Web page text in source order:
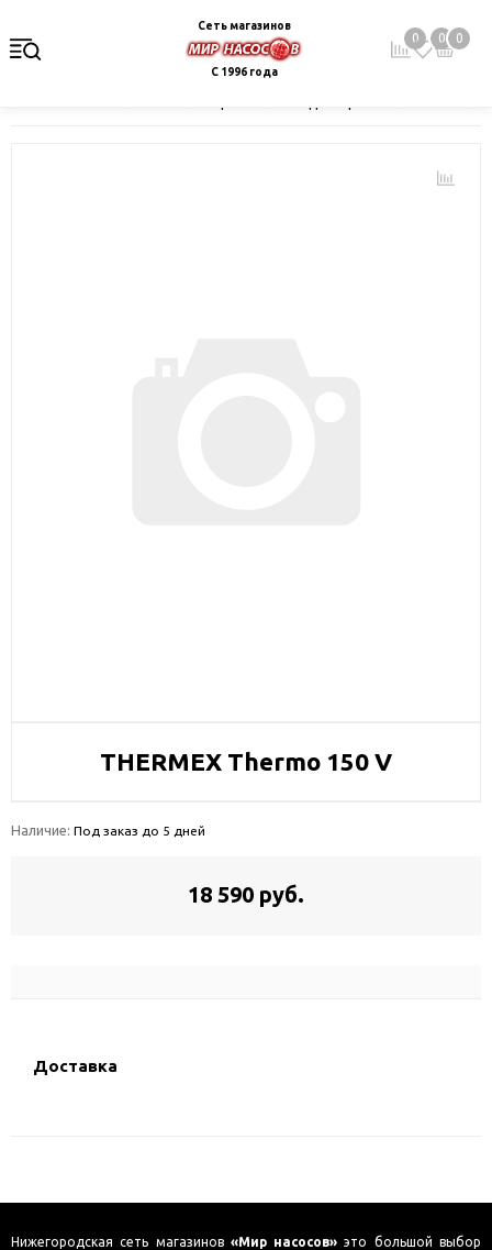
Сеть магазинов
С 1996 года
0 0 0
THERMEX Thermo 150 V
Наличие: Под заказ до 5 дней
18 590 руб.
Доставка
Нижегородская сеть магазинов «Мир насосов» это большой выбор